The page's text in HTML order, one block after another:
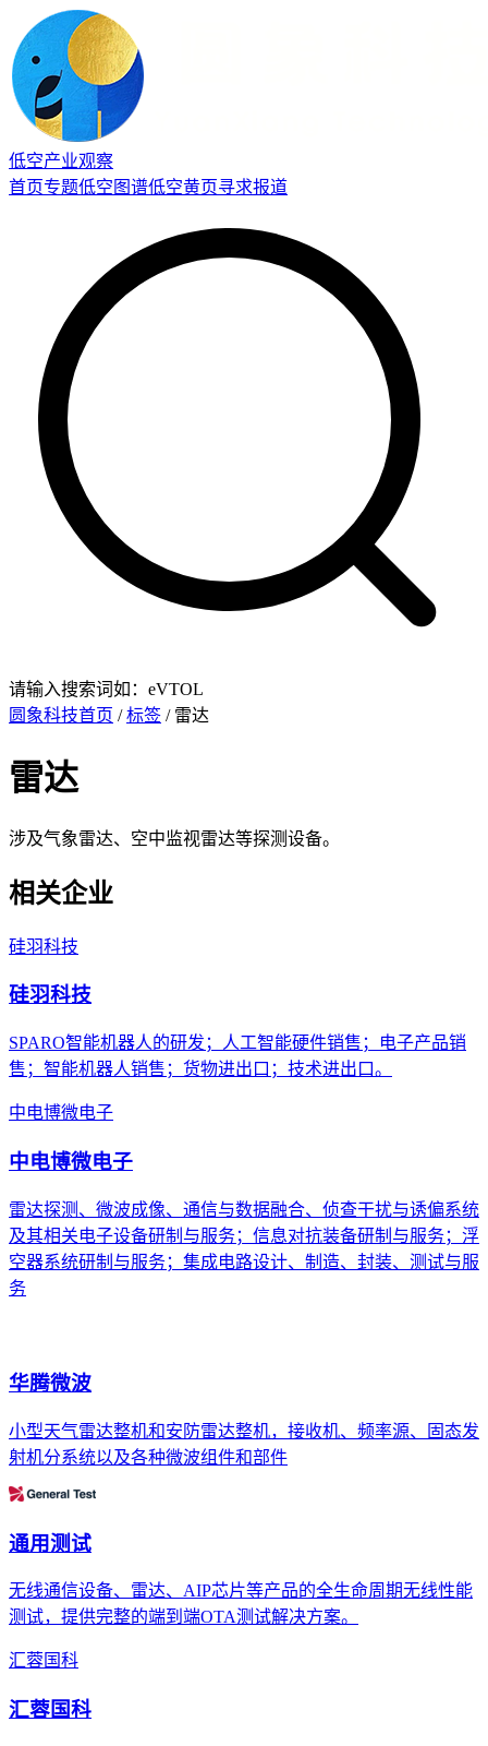
低空产业观察
首页专题低空图谱低空黄页寻求报道
请输入搜索词如：eVTOL
圆象科技首页 /标签 / 雷达
雷达
涉及气象雷达、空中监视雷达等探测设备。
相关企业
硅羽科技
硅羽科技
SPARO智能机器人的研发；人工智能硬件销售；电子产品销
售；智能机器人销售；货物进出口；技术进出口。
中电博微电子
中电博微电子
雷达探测、微波成像、通信与数据融合、侦查干扰与诱偏系统
及其相关电子设备研制与服务；信息对抗装备研制与服务；浮
空器系统研制与服务；集成电路设计、制造、封装、测试与服
务
华腾微波
小型天气雷达整机和安防雷达整机，接收机、频率源、固态发
射机分系统以及各种微波组件和部件
通用测试
无线通信设备、雷达、AIP芯片等产品的全生命周期无线性能
测试，提供完整的端到端OTA测试解决方案。
汇蓉国科
汇蓉国科